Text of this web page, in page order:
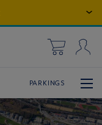
PARKINGS